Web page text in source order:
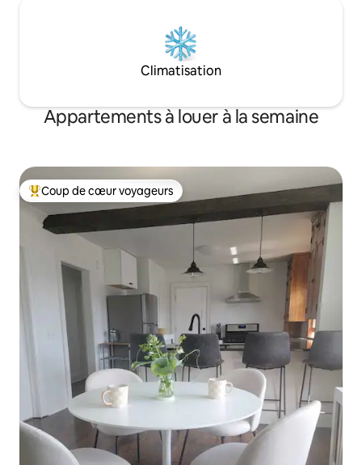
Climatisation
Appartements à louer à la semaine
Coup de cœur voyageurs parmi les plus aimés
Coup de cœur voyageurs